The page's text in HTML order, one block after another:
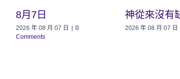
8月7日
2026 年 08 月 07 日
0
Comments
神從來沒有
2026 年 08 月 07 日